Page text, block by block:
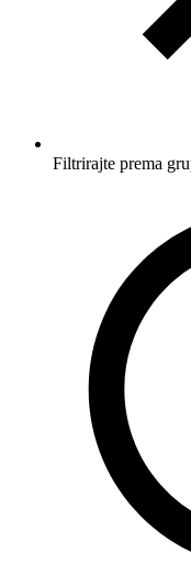
Filtrirajte prema